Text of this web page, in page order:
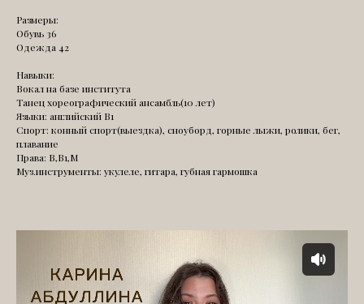
Размеры:
Обувь 36
Одежда 42
Навыки:
Вокал на базе института
Танец хореографический ансамбль(10 лет)
Языки: английский В1
Спорт: конный спорт(выездка), сноуборд, горные лыжи, ролики, бег,
плавание
Права: В,В1,М
Муз.инструменты: укулеле, гитара, губная гармошка